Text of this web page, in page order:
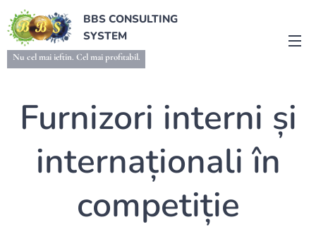
BBS CONSULTING
SYSTEM
Nu cel mai ieftin. Cel mai profitabil.
Furnizori interni și
internaționali în
competiție